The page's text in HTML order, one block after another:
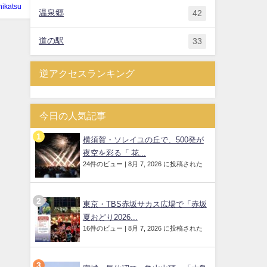
温泉郷 42
道の駅 33
逆アクセスランキング
今日の人気記事
横須賀・ソレイユの丘で、500発が
夜空を彩る「 花...
24件のビュー | 8月 7, 2026 に投稿された
東京・TBS赤坂サカス広場で「赤坂
夏おどり2026...
16件のビュー | 8月 7, 2026 に投稿された